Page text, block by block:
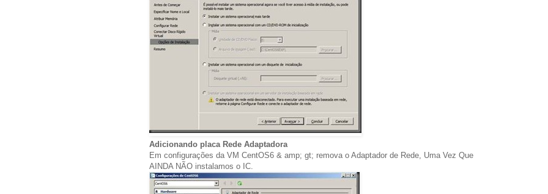
Adicionando placa Rede Adaptadora
Em configurações da VM CentOS6 & amp; gt; remova o Adaptador de Rede, Uma Vez Que
AINDA NÃO instalamos o IC.